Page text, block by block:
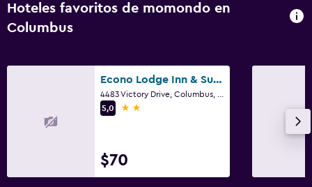
Hoteles favoritos de momondo en
Columbus
Econo Lodge Inn & Suites Columbus near Fort Benning
5,0
2 estrellas
$70